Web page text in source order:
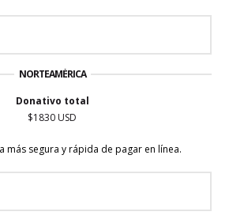
NORTEAMÉRICA
Donativo total
$1830 USD